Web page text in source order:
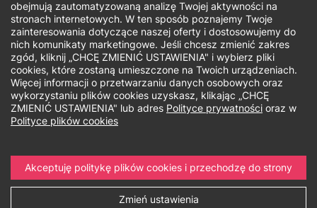
zdrowa firma
Opis projektu
obejmują zautomatyzowaną analizę Twojej aktywności na
stronach internetowych. W ten sposób poznajemy Twoje
zainteresowania dotyczące naszej oferty i dostosowujemy do
nich komunikaty marketingowe. Jeśli chcesz zmienić zakres
zgód, kliknij „CHCĘ ZMIENIĆ USTAWIENIA" i wybierz pliki
cookies, które zostaną umieszczone na Twoich urządzeniach.
Więcej informacji o przetwarzaniu danych osobowych oraz
wykorzystaniu plików cookies uzyskasz, klikając „CHCĘ
ZMIENIĆ USTAWIENIA" lub adres Polityce prywatności oraz w
Polityce plików cookies
Zmień ustawienia
Akceptuję politykę plików cookies i przechodzę do strony